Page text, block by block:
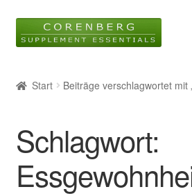
Navigation
Inhalt
Blog
Wissen
Start Beiträge verschlagwortet mit
Schlagwort: